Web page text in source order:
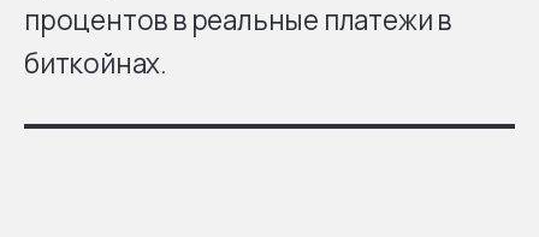
процентов в реальные платежи в
биткойнах.